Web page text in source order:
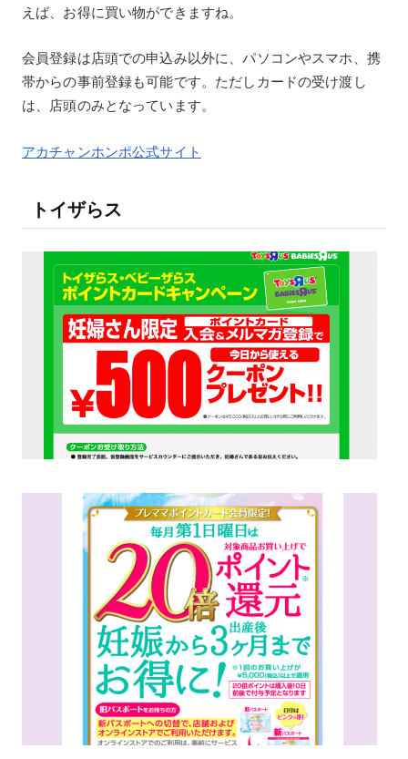
えば、お得に買い物ができますね。
会員登録は店頭での申込み以外に、パソコンやスマホ、携
帯からの事前登録も可能です。ただしカードの受け渡し
は、店頭のみとなっています。
アカチャンホンポ公式サイト
トイザらス